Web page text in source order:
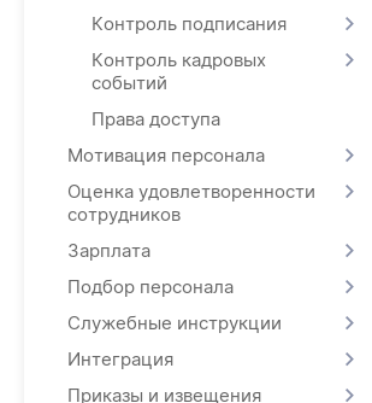
Контроль подписания
Контроль кадровых
событий
Права доступа
Мотивация персонала
Оценка удовлетворенности
сотрудников
Зарплата
Подбор персонала
Служебные инструкции
Интеграция
Приказы и извещения